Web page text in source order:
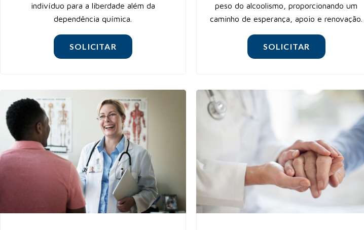
indivíduo para a liberdade além da
dependência química.
SOLICITAR
peso do alcoolismo, proporcionando um
caminho de esperança, apoio e renovação.
SOLICITAR